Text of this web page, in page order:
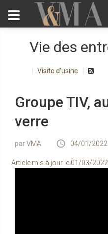
Vie des
Visite d'usine
Groupe TIV,
verre
VMA 04/01/2022
Article mis à jour le 01/03/2022